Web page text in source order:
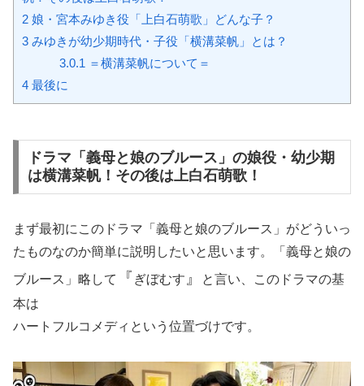
2 娘・宮本みゆき役「上白石萌歌」どんな子？
3 みゆきが幼少期時代・子役「横溝菜帆」とは？
3.0.1 ＝横溝菜帆について＝
4 最後に
ドラマ「義母と娘のブルース」の娘役・幼少期
は横溝菜帆！その後は上白石萌歌！
まず最初にこのドラマ「義母と娘のブルース」がどういっ
たものなのか簡単に説明したいと思います。「義母と娘の
ブルース」略して
『 ぎぼむす 』
と言い、このドラマの基
本は
ハートフルコメディという位置づけです。